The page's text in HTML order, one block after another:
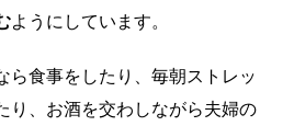
ようにしています。
ら食事をしたり、毎朝ストレッ
り、お酒を交わしながら夫婦の